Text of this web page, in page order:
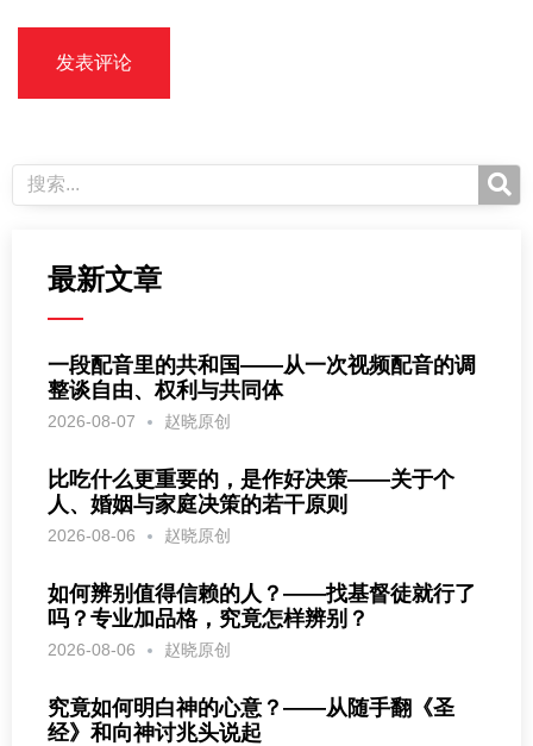
最新文章
一段配音里的共和国——从一次视频配音的调
整谈自由、权利与共同体
2026-08-07 赵晓原创
比吃什么更重要的，是作好决策——关于个
人、婚姻与家庭决策的若干原则
2026-08-06 赵晓原创
如何辨别值得信赖的人？——找基督徒就行了
吗？专业加品格，究竟怎样辨别？
2026-08-06 赵晓原创
究竟如何明白神的心意？——从随手翻《圣
经》和向神讨兆头说起